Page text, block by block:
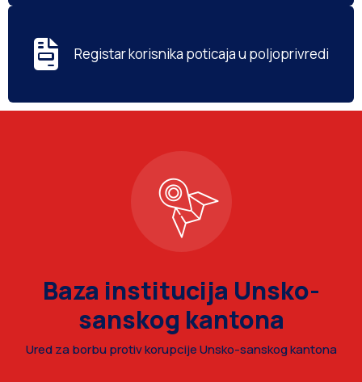
Registar korisnika poticaja u poljoprivredi
Baza institucija Unsko-
sanskog kantona
Ured za borbu protiv korupcije Unsko-sanskog kantona